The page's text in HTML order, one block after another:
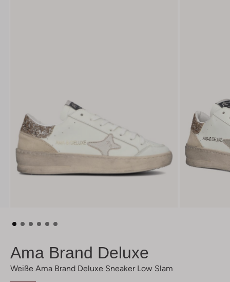
Ama Brand Deluxe
Weiße Ama Brand Deluxe Sneaker Low Slam